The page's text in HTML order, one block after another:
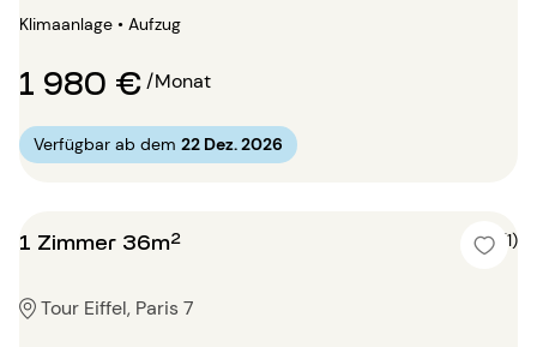
Klimaanlage • Aufzug
1 980 €/Monat
Verfügbar ab dem 22 Dez. 2026
1 Zimmer 36m² 5 (1)
Tour Eiffel, Paris 7